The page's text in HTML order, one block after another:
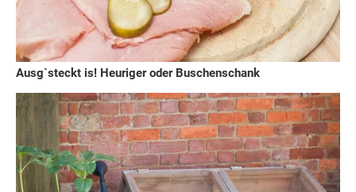
Ausg`steckt is! Heuriger oder Buschenschank